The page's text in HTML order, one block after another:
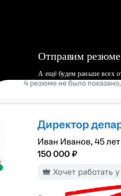
Отправим
А ещё будем раньше всех